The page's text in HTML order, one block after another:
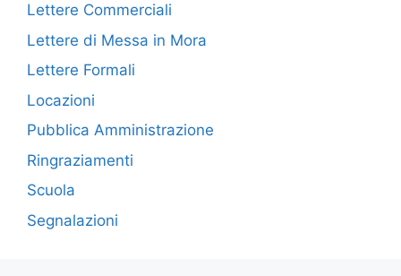
Lettere Commerciali
Lettere di Messa in Mora
Lettere Formali
Locazioni
Pubblica Amministrazione
Ringraziamenti
Scuola
Segnalazioni